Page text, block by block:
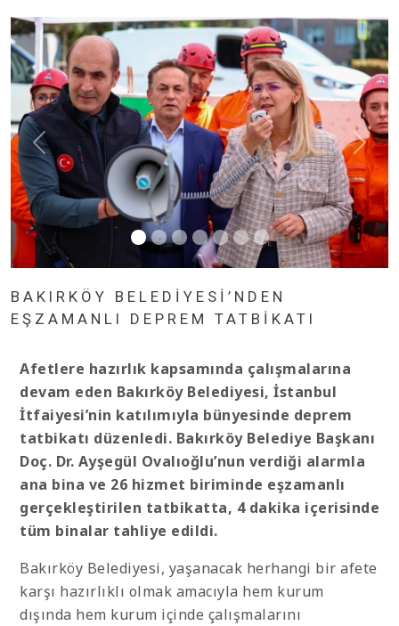
BAKIRKÖY BELEDİYESİ’NDEN
EŞZAMANLI DEPREM TATBİKATI
Afetlere hazırlık kapsamında çalışmalarına
devam eden Bakırköy Belediyesi, İstanbul
İtfaiyesi’nin katılımıyla bünyesinde deprem
tatbikatı düzenledi. Bakırköy Belediye Başkanı
Doç. Dr. Ayşegül Ovalıoğlu’nun verdiği alarmla
ana bina ve 26 hizmet biriminde eşzamanlı
gerçekleştirilen tatbikatta, 4 dakika içerisinde
tüm binalar tahliye edildi.
Bakırköy Belediyesi, yaşanacak herhangi bir afete
karşı hazırlıklı olmak amacıyla hem kurum
dışında hem kurum içinde çalışmalarını